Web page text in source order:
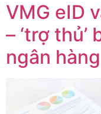
VMG eID
– ‘trợ
ngân hàng